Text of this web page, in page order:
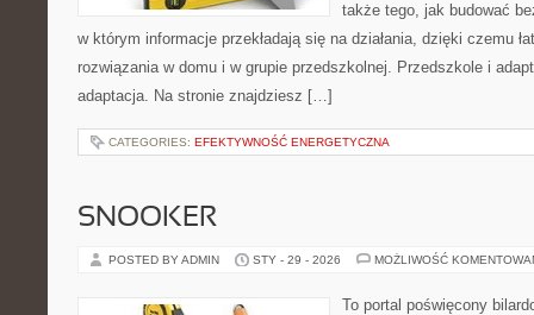
także tego, jak budować
w którym informacje przekładają się na działania, dzięki czemu
rozwiązania w domu i w grupie przedszkolnej. Przedszkole i
adaptacja. Na stronie znajdziesz […]
CATEGORIES: EFEKTYWNOŚĆ ENERGETYCZNA
SNOOKER
POSTED BY ADMIN STY - 29 - 2026 MOŻLIWOŚĆ
To portal poświęcony